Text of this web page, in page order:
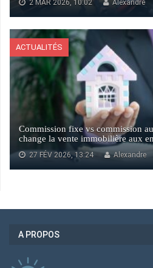
2 MAR 2026, 10:02 Alexandre
ACTUALITÉS
Commission fixe vs commission
change la vente immobilière aux
27 FÉV 2026, 13:24 Alexandre
A PROPOS